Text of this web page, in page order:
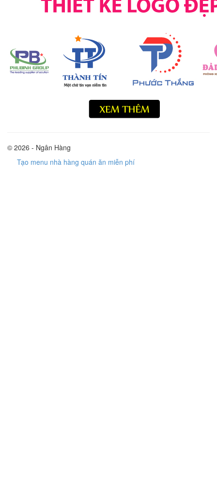
© 2026 - Ngân Hàng
Tạo menu nhà hàng quán ăn miễn phí